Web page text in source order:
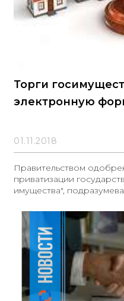
Торги
электронную
01.11.2018
Правительством
приватизации
имущества",